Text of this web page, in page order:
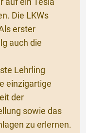
auf ein Tesla
Die LKWs
erster
auch die
Lehrling
einzigartige
der
sowie das
zu erlernen.